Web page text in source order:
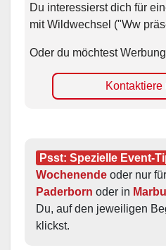
Du interessierst dich für
mit Wildwechsel ("Ww
Oder du möchtest
Kontaktiere
Psst: Spezielle Event-
Wochenende oder nur
Paderborn oder in
Du, auf den jeweiligen
klickst.